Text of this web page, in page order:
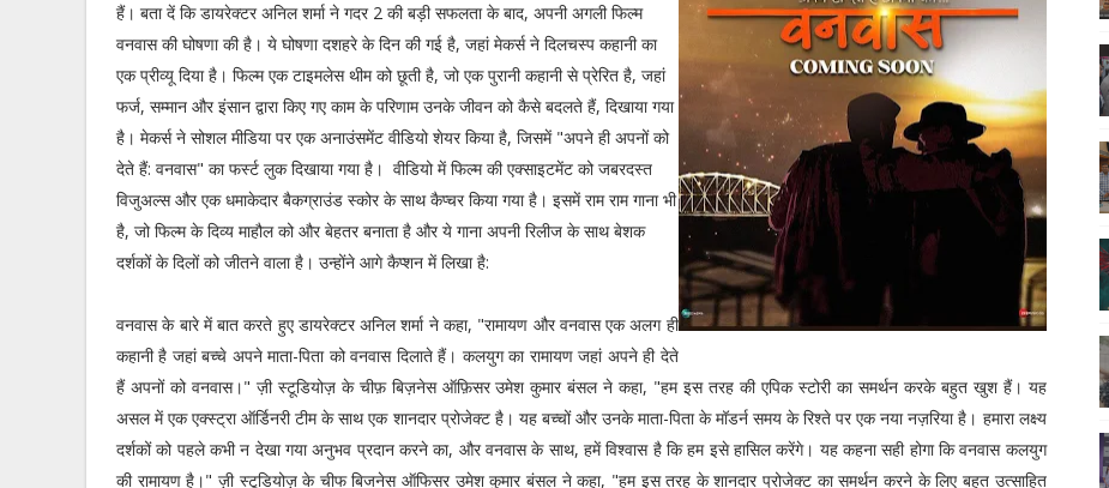
हैं। बता दें कि डायरेक्टर अनिल शर्मा ने गदर 2 की बड़ी सफलता के बाद, अपनी अगली फिल्म
वनवास की घोषणा की है। ये घोषणा दशहरे के दिन की गई है, जहां मेकर्स ने दिलचस्प कहानी का
एक प्रीव्यू दिया है। फिल्म एक टाइमलेस थीम को छूती है, जो एक पुरानी कहानी से प्रेरित है, जहां
फर्ज, सम्मान और इंसान द्वारा किए गए काम के परिणाम उनके जीवन को कैसे बदलते हैं, दिखाया गया
है। मेकर्स ने सोशल मीडिया पर एक अनाउंसमेंट वीडियो शेयर किया है, जिसमें "अपने ही अपनों को
देते हैं: वनवास" का फर्स्ट लुक दिखाया गया है। वीडियो में फिल्म की एक्साइटमेंट को जबरदस्त
विजुअल्स और एक धमाकेदार बैकग्राउंड स्कोर के साथ कैप्चर किया गया है। इसमें राम राम गाना भी
है, जो फिल्म के दिव्य माहौल को और बेहतर बनाता है और ये गाना अपनी रिलीज के साथ बेशक
दर्शकों के दिलों को जीतने वाला है। उन्होंने आगे कैप्शन में लिखा है:
वनवास के बारे में बात करते हुए डायरेक्टर अनिल शर्मा ने कहा, "रामायण और वनवास एक अलग ही
कहानी है जहां बच्चे अपने माता-पिता को वनवास दिलाते हैं। कलयुग का रामायण जहां अपने ही देते
हैं अपनों को वनवास।" ज़ी स्टूडियोज़ के चीफ़ बिज़नेस ऑफ़िसर उमेश कुमार बंसल ने कहा, "हम इस तरह की एपिक स्टोरी का समर्थन करके बहुत खुश हैं। यह
असल में एक एक्स्ट्रा ऑर्डिनरी टीम के साथ एक शानदार प्रोजेक्ट है। यह बच्चों और उनके माता-पिता के मॉडर्न समय के रिश्ते पर एक नया नज़रिया है। हमारा लक्ष्य
दर्शकों को पहले कभी न देखा गया अनुभव प्रदान करने का, और वनवास के साथ, हमें विश्वास है कि हम इसे हासिल करेंगे। यह कहना सही होगा कि वनवास कलयुग
की रामायण है।" ज़ी स्टूडियोज़ के चीफ बिजनेस ऑफिसर उमेश कुमार बंसल ने कहा, "हम इस तरह के शानदार प्रोजेक्ट का समर्थन करने के लिए बहुत उत्साहित